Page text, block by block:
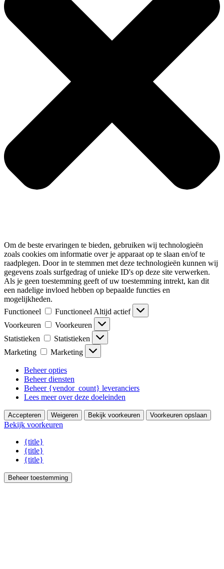
Om de beste ervaringen te bieden, gebruiken wij technologieën
zoals cookies om informatie over je apparaat op te slaan en/of te
raadplegen. Door in te stemmen met deze technologieën kunnen wij
gegevens zoals surfgedrag of unieke ID's op deze site verwerken.
Als je geen toestemming geeft of uw toestemming intrekt, kan dit
een nadelige invloed hebben op bepaalde functies en
mogelijkheden.
Functioneel
FunctioneelAltijd actief
Voorkeuren
Voorkeuren
Statistieken
Statistieken
Marketing
Marketing
Beheer opties
Beheer diensten
Beheer {vendor_count} leveranciers
Lees meer over deze doeleinden
Accepteren Weigeren Bekijk voorkeuren Voorkeuren opslaan
Bekijk voorkeuren
{title}
{title}
{title}
Beheer toestemming